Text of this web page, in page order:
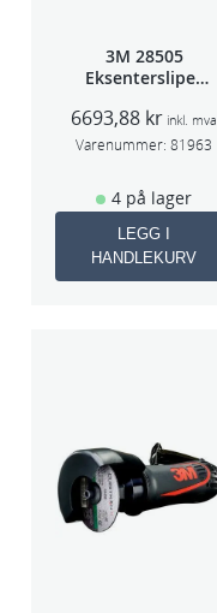
3M 28505
Eksentersliper
2,5mm slag
75mm
6693,88 kr inkl. mva
Varenummer: 81963
4 på lager
LEGG I
HANDLEKURV